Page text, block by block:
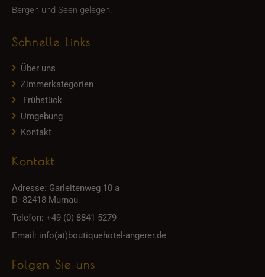
Bergen und Seen gelegen.
Schnelle Links
Über uns
Zimmerkategorien
Frühstück
Umgebung
Kontakt
Kontakt
Adresse: Garleitenweg 10 a
D- 82418 Murnau
Telefon: +49 (0) 8841 5279
Email: info(at)boutiquehotel-angerer.de
Folgen Sie uns